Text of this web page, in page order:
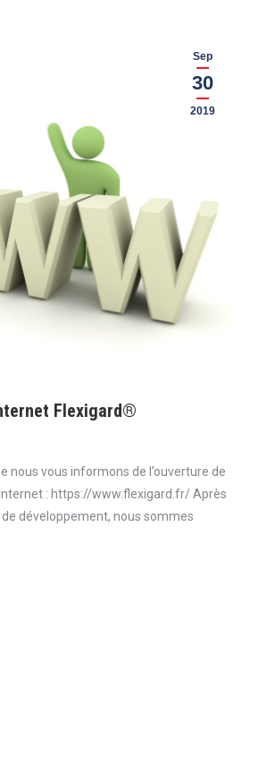
Sep
30
2019
Flexigard®
nous vous informons de l’ouverture de
: https://www.flexigard.fr/ Après
développement, nous sommes